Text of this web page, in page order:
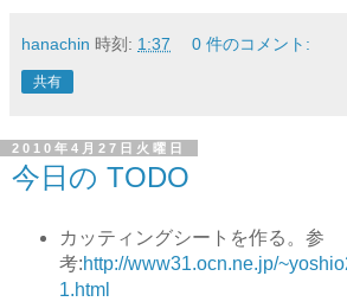
hanachin 時刻: 1:37 0 件のコメント:
共有
2010年4月27日火曜日
今日の TODO
カッティングシートを作る。参
考:http://www31.ocn.ne.jp/
1.html